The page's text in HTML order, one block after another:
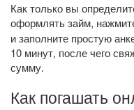
Как только вы
оформлять займ,
и заполните простую
10 минут, после чего
сумму.
Как погашать